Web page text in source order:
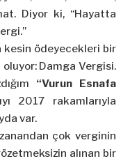
Diyor ki, “Hayatta
kesin ödeyecekleri bir
Damga Vergisi.
“Vurun Esnafa
2017 rakamlarıyla
var.
çok verginin
alınan bir